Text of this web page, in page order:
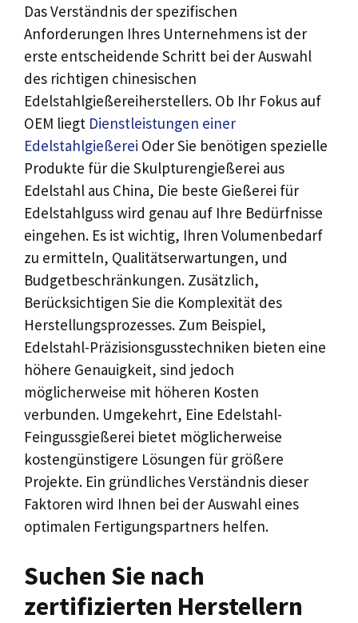
Das Verständnis der spezifischen
Anforderungen Ihres Unternehmens ist der
erste entscheidende Schritt bei der Auswahl
des richtigen chinesischen
Edelstahlgießereiherstellers. Ob Ihr Fokus auf
OEM liegt Dienstleistungen einer
Edelstahlgießerei Oder Sie benötigen spezielle
Produkte für die Skulpturengießerei aus
Edelstahl aus China, Die beste Gießerei für
Edelstahlguss wird genau auf Ihre Bedürfnisse
eingehen. Es ist wichtig, Ihren Volumenbedarf
zu ermitteln, Qualitätserwartungen, und
Budgetbeschränkungen. Zusätzlich,
Berücksichtigen Sie die Komplexität des
Herstellungsprozesses. Zum Beispiel,
Edelstahl-Präzisionsgusstechniken bieten eine
höhere Genauigkeit, sind jedoch
möglicherweise mit höheren Kosten
verbunden. Umgekehrt, Eine Edelstahl-
Feingussgießerei bietet möglicherweise
kostengünstigere Lösungen für größere
Projekte. Ein gründliches Verständnis dieser
Faktoren wird Ihnen bei der Auswahl eines
optimalen Fertigungspartners helfen.
Suchen Sie nach
zertifizierten Herstellern